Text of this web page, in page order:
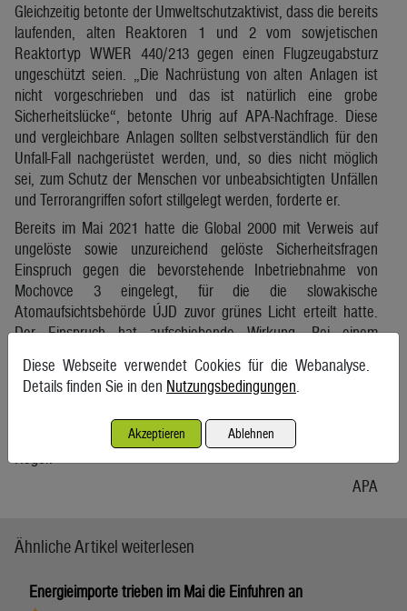
Gleichzeitig betonte der Umweltschutzaktivist, dass die bereits
laufenden, alten Reaktoren 1 und 2 vom sowjetischen
Reaktortyp WWER 440/213 gegen einen Flugzeugabsturz
ungeschützt seien. „Die Nachrüstung von alten Anlagen ist
nicht vorgeschrieben und das ist natürlich eine grobe
Sicherheitslücke“, betonte Uhrig auf APA-Nachfrage. Diese
und vergleichbare Anlagen sollten selbstverständlich für den
Unfall-Fall nachgerüstet werden, und, so dies nicht möglich
sei, zum Schutz der Menschen vor unbeabsichtigten Unfällen
und Terrorangriffen sofort stillgelegt werden, forderte er.
Bereits im Mai 2021 hatte die Global 2000 mit Verweis auf
ungelöste sowie unzureichend gelöste Sicherheitsfragen
Einspruch gegen die bevorstehende Inbetriebnahme von
Mochovce 3 eingelegt, für die die slowakische
Atomaufsichtsbehörde ÚJD zuvor grünes Licht erteilt hatte.
Der Einspruch hat aufschiebende Wirkung. Bei einem
Kurz (ÖVP) im Juni hatte der slowakische Premierminister
Eduard Heger versucht, österreichische Bedenken zu
zerstreuen versucht: „Wir werden alles tun, damit es absolut
sicher ist, bevor der neue Reaktor in Betrieb geht“, sagte
APA
Ähnliche Artikel weiterlesen
Energieimporte trieben im Mai die Einfuhren an
Diese Webseite verwendet Cookies für die Webanalyse.
Details finden Sie in den Nutzungsbedingungen
Akzeptieren Ablehnen